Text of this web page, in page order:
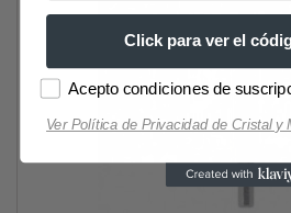
Click para ver el
Acepto condiciones de
Ver Política de Privacidad de Cristal y